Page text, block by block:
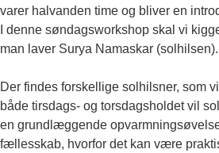
varer halvanden time og bliver en
I denne søndagsworkshop skal vi
man laver Surya Namaskar (solhilsen).
Der findes forskellige solhilsner, som
både tirsdags- og torsdagsholdet vil
en grundlæggende
fællesskab, hvorfor det kan være